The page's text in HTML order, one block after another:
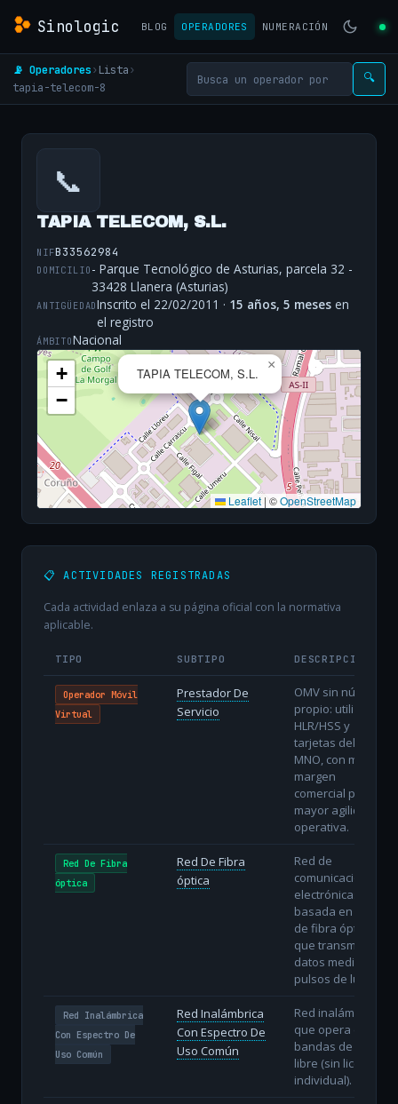
Sinologic BLOG OPERADORES NUMERACIÓN
📡 Operadores› Lista›
tapia-telecom-8
🔍
📞
TAPIA TELECOM, S.L.
NIFB33562984
DOMICILIO - Parque Tecnológico de Asturias, parcela 32 -
33428 Llanera (Asturias)
ANTIGÜEDADInscrito el 22/02/2011 · 15 años, 5 meses en
el registro
ÁMBITONacional
TAPIA TELECOM, S.L.
×
+
−
Leaflet | ©OpenStreetMap
📋 ACTIVIDADES REGISTRADAS
Cada actividad enlaza a su página oficial con la normativa
aplicable.
TIPO SUBTIPO DESCRIPCIÓN
Operador Móvil
Virtual
Prestador De
Servicio
OMV sin núcleo
propio: utiliza
HLR/HSS y
tarjetas del
MNO, con menor
margen
comercial pero
mayor agilidad
operativa.
Red De Fibra
óptica
Red De Fibra
óptica
Red de
comunicaciones
electrónicas
basada en hilos
de fibra óptica
que transmiten
datos mediante
pulsos de luz.
Red Inalámbrica
Con Espectro De
Uso Común
Red Inalámbrica
Con Espectro De
Uso Común
Red inalámbrica
que opera en
bandas de uso
libre (sin licencia
individual).